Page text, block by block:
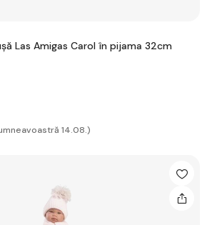
Las Amigas Carol în pijama 32cm
14.08.)